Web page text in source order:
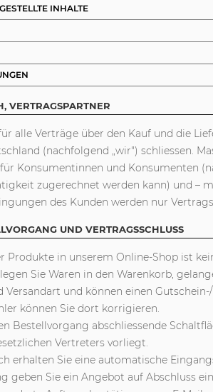
INHALTE
VERTRAGSPARTNER
alle Verträge über den Kauf und die
(nachfolgend „wir") schliessen.
Konsumentinnen und Konsumenten
zugerechnet werden kann) und –
des Kunden werden nur
UND VERTRAGSSCHLUSS
Produkte in unserem Online-Shop ist
Sie Waren in den Warenkorb,
Versandart und können einen
können Sie dort korrigieren.
Bestellvorgang abschliessende
Vertreters vorliegt.
erhalten Sie eine automatische
geben Sie ein Angebot auf Abschluss